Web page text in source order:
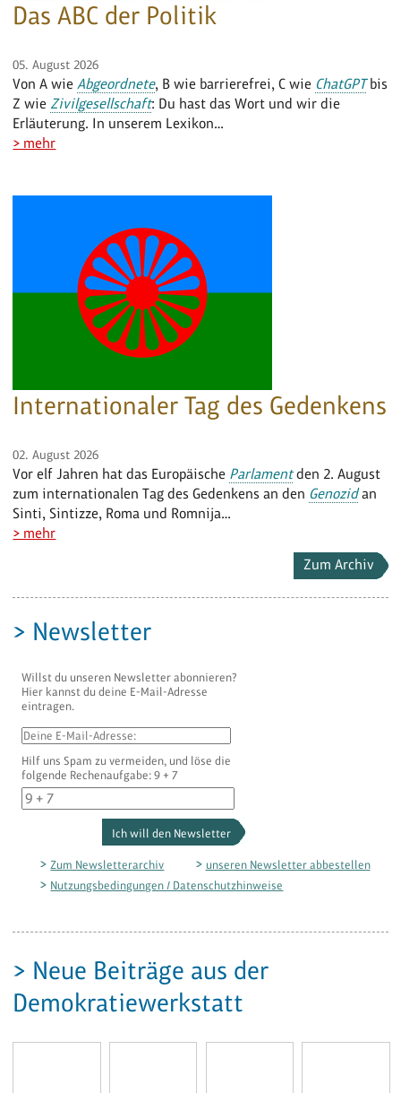
Das ABC der Politik
05. August 2026
Von A wieAbgeordnete, B wie barrierefrei, C wie ChatGPTbis
Z wie Zivilgesellschaft: Du hast das Wort und wir die
Erläuterung. In unserem Lexikon…
> mehr
Internationaler Tag des Gedenkens
02. August 2026
Vor elf Jahren hat das Europäische Parlamentden 2. August
zum internationalen Tag des Gedenkens an den Genozidan
Sinti, Sintizze, Roma und Romnija…
> mehr
Zum Archiv
> Newsletter
Willst du unseren Newsletter abonnieren?
Hier kannst du deine E-Mail-Adresse
eintragen.
Hilf uns Spam zu vermeiden, und löse die
folgende Rechenaufgabe:9 + 7
>Zum Newsletterarchiv > unseren Newsletter abbestellen
> Nutzungsbedingungen / Datenschutzhinweise
> Neue Beiträge aus der
Demokratiewerkstatt